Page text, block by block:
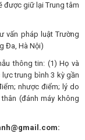
được giữ lại Trung tâm
vấn pháp luật Trường
Đa, Hà Nội)
thông tin: (1) Họ và
trung bình 3 kỳ gần
nhược điểm; lý do
(đánh máy không